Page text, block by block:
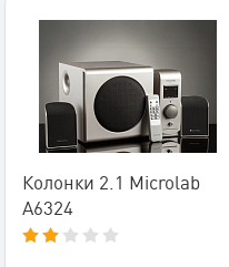
Колонки 2.1 Microlab
A6324